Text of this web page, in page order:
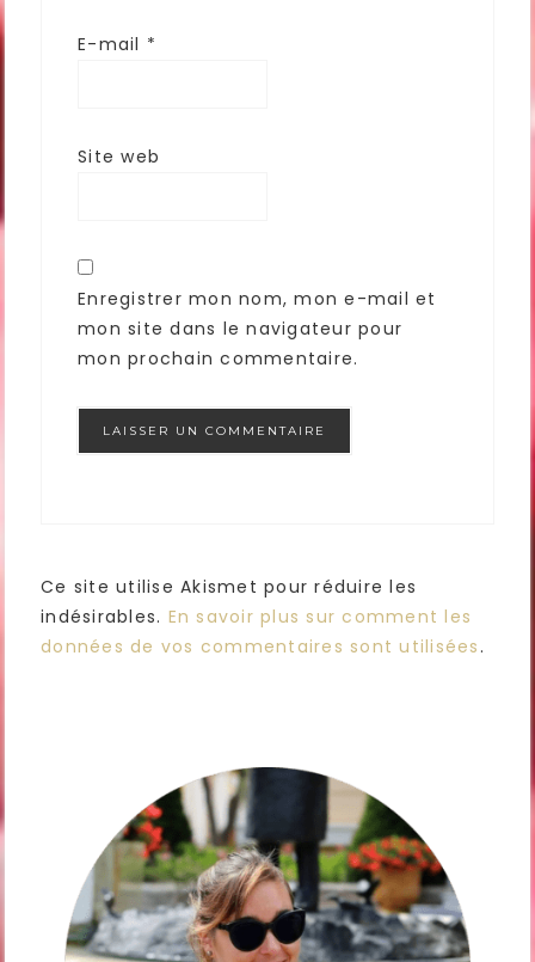
E-mail *
Site web
Enregistrer mon nom, mon e-mail et
mon site dans le navigateur pour
mon prochain commentaire.
Ce site utilise Akismet pour réduire les
indésirables. En savoir plus sur comment les
données de vos commentaires sont utilisées .